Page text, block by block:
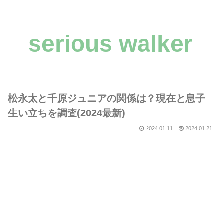
serious walker
松永太と千原ジュニアの関係は？現在と息子
生い立ちを調査(2024最新)
2024.01.21
2024.01.11